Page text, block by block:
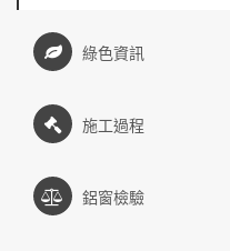
綠色資訊
施工過程
鋁窗檢驗